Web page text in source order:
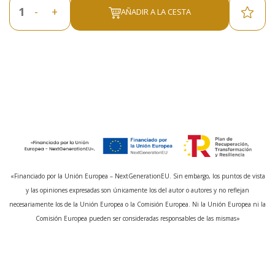
- + AÑADIR A LA CESTA
«Financiado por la Unión Europea – NextGenerationEU. Sin embargo, los puntos de vista
y las opiniones expresadas son únicamente los del autor o autores y no reflejan
necesariamente los de la Unión Europea o la Comisión Europea. Ni la Unión Europea ni la
Comisión Europea pueden ser consideradas responsables de las mismas»